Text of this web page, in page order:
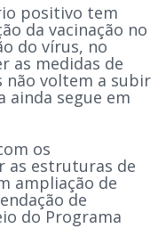
positivo tem
da vacinação no
do vírus, no
as medidas de
não voltem a subir
ainda segue em
os
as estruturas de
ampliação de
de
do Programa